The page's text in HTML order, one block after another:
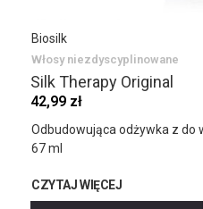
Biosilk
Włosy niezdyscyplinowane
Silk Therapy Original
42,99 zł
Odbudowująca odżywka z do
67 ml
CZYTAJ WIĘCEJ